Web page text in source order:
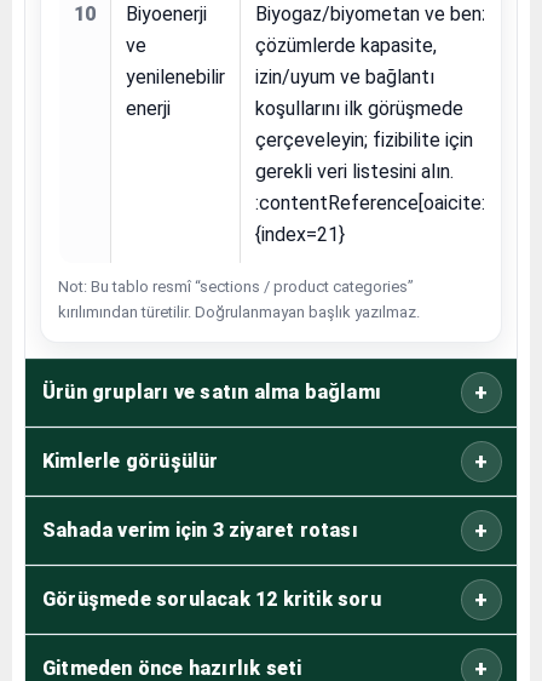
10
Biyoenerji
ve
yenilenebilir
enerji
Biyogaz/biyometan ve benzeri
çözümlerde kapasite,
izin/uyum ve bağlantı
koşullarını ilk görüşmede
çerçeveleyin; fizibilite için
gerekli veri listesini alın.
:contentReference[oaicite:21]
{index=21}
Not: Bu tablo resmî “sections / product categories”
kırılımından türetilir. Doğrulanmayan başlık yazılmaz.
Ürün grupları ve satın alma bağlamı
Kimlerle görüşülür
Sahada verim için 3 ziyaret rotası
Görüşmede sorulacak 12 kritik soru
Gitmeden önce hazırlık seti